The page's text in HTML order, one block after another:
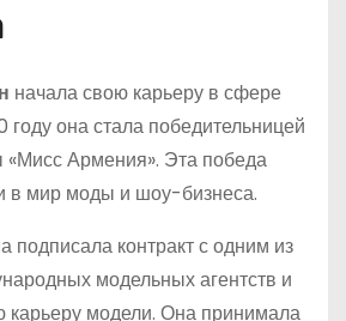
начала свою карьеру в сфере
году она стала победительницей
«Мисс Армения». Эта победа
в мир моды и шоу-бизнеса.
подписала контракт с одним из
модельных агентств и
карьеру модели. Она принимала